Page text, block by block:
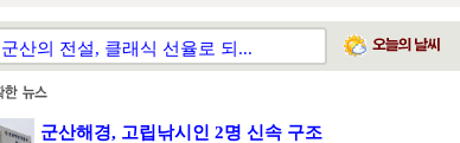
군산의 전설, 클래식 선율로 되...
군산한마음지역자활센터, 성과평가...
군산해경, 고립낚시인 2명 신속 구조